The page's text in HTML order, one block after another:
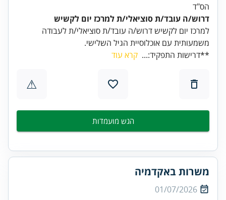
הס"ד
דרוש/ה עובד/ת סוציאלי/ת למרכז יום לקשיש
למרכז יום לקשיש דרוש/ה עובד/ת סוציאלי/ת לעבודה
משמעותית עם אוכלוסיית הגיל השלישי.
**דרישות התפקיד:... קרא עוד
⚠
הגש מועמדות
משרות באקדמיה
01/07/2026